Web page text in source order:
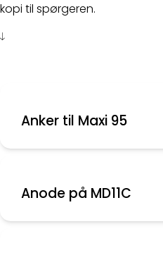
kopi til spørgeren.
Anker til Maxi 95
Anode på MD11C